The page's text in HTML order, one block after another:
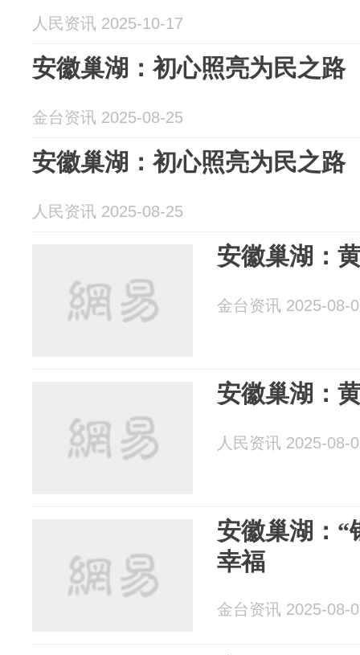
人民资讯 2025-10-17
安徽巢湖：初心照亮为民之路
金台资讯 2025-08-25
安徽巢湖：初心照亮为民之路
人民资讯 2025-08-25
安徽巢湖：
金台资讯 2025-08-
安徽巢湖：
人民资讯 2025-08-
安徽巢湖：“
幸福
金台资讯 2025-08-